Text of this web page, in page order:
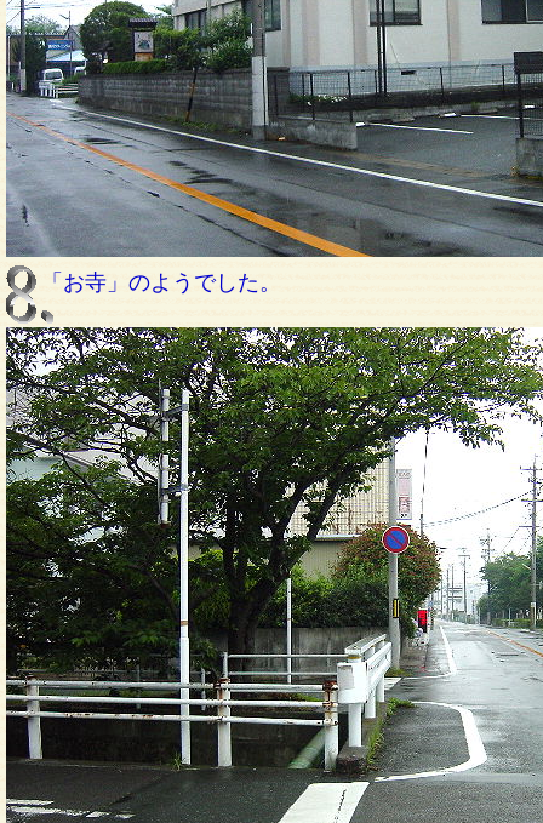
「お寺」のようでした。